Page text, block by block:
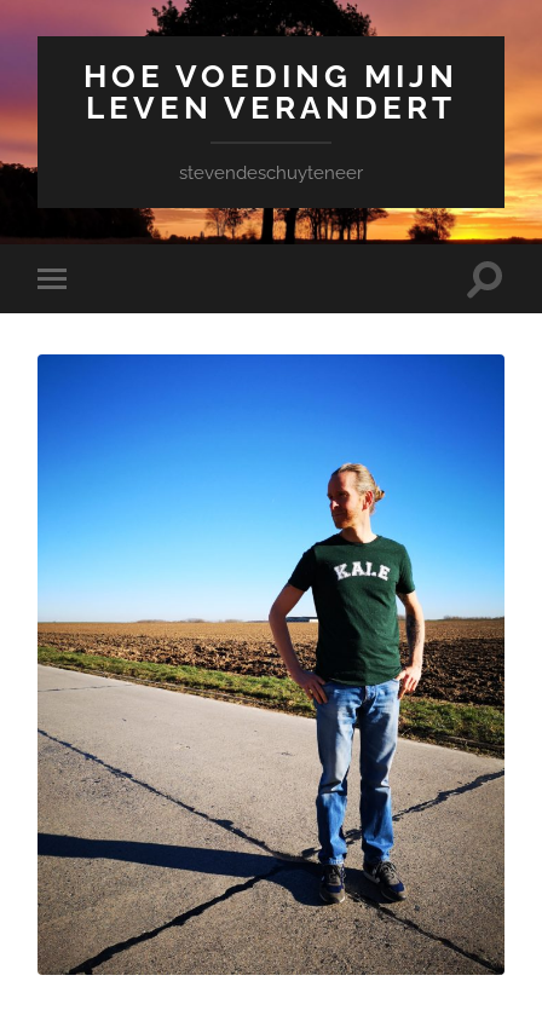
HOE VOEDING MIJN
LEVEN VERANDERT
stevendeschuyteneer
Toggle
mobiel
Toggle